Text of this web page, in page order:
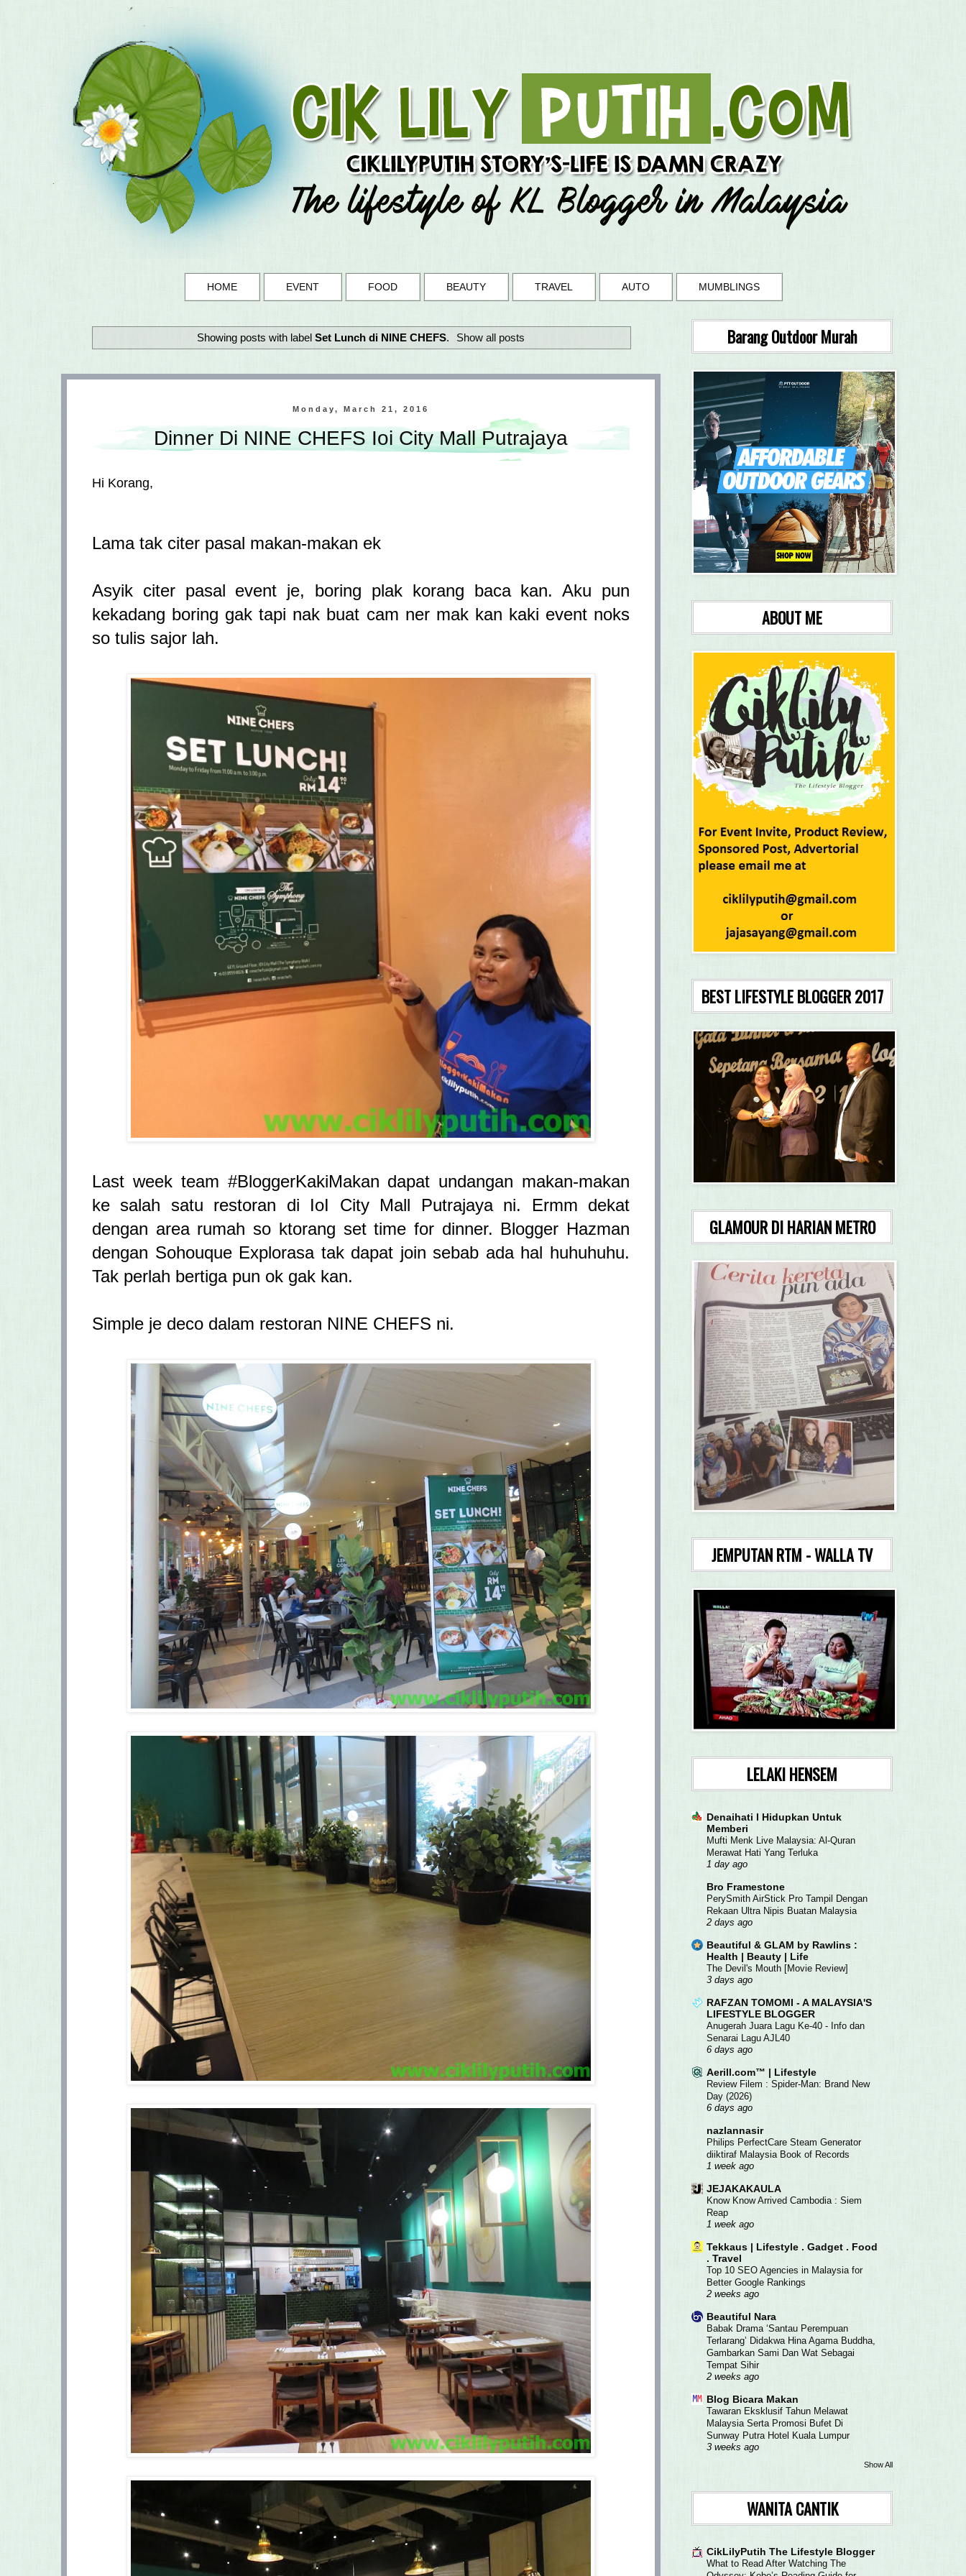
HOME EVENT FOOD BEAUTY TRAVEL AUTO MUMBLINGS
Showing posts with label Set Lunch di NINE CHEFS. Show all posts
Monday, March 21, 2016
Dinner Di NINE CHEFS Ioi City Mall Putrajaya
Hi Korang,
Lama tak citer pasal makan-makan ek
Asyik citer pasal event je, boring plak korang baca kan. Aku pun
kekadang boring gak tapi nak buat cam ner mak kan kaki event noks
so tulis sajor lah.
Last week team #BloggerKakiMakan dapat undangan makan-makan
ke salah satu restoran di IoI City Mall Putrajaya ni. Ermm dekat
dengan area rumah so ktorang set time for dinner. Blogger Hazman
dengan Sohouque Explorasa tak dapat join sebab ada hal huhuhuhu.
Tak perlah bertiga pun ok gak kan.
Simple je deco dalam restoran NINE CHEFS ni.
Barang Outdoor Murah
ABOUT ME
BEST LIFESTYLE BLOGGER 2017
GLAMOUR DI HARIAN METRO
JEMPUTAN RTM - WALLA TV
LELAKI HENSEM
Denaihati l Hidupkan Untuk
Memberi
Mufti Menk Live Malaysia: Al-Quran
Merawat Hati Yang Terluka
1 day ago
Bro Framestone
PerySmith AirStick Pro Tampil Dengan
Rekaan Ultra Nipis Buatan Malaysia
2 days ago
Beautiful & GLAM by Rawlins :
Health | Beauty | Life
The Devil's Mouth [Movie Review]
3 days ago
RAFZAN TOMOMI - A MALAYSIA'S
LIFESTYLE BLOGGER
Anugerah Juara Lagu Ke-40 - Info dan
Senarai Lagu AJL40
6 days ago
Aerill.com™ | Lifestyle
Review Filem : Spider-Man: Brand New
Day (2026)
6 days ago
nazlannasir
Philips PerfectCare Steam Generator
diiktiraf Malaysia Book of Records
1 week ago
JEJAKAKAULA
Know Know Arrived Cambodia : Siem
Reap
1 week ago
Tekkaus | Lifestyle . Gadget . Food
. Travel
Top 10 SEO Agencies in Malaysia for
Better Google Rankings
2 weeks ago
Beautiful Nara
Babak Drama ‘Santau Perempuan
Terlarang’ Didakwa Hina Agama Buddha,
Gambarkan Sami Dan Wat Sebagai
Tempat Sihir
2 weeks ago
Blog Bicara Makan
Tawaran Eksklusif Tahun Melawat
Malaysia Serta Promosi Bufet Di
Sunway Putra Hotel Kuala Lumpur
3 weeks ago
Show All
WANITA CANTIK
CikLilyPutih The Lifestyle Blogger
What to Read After Watching The